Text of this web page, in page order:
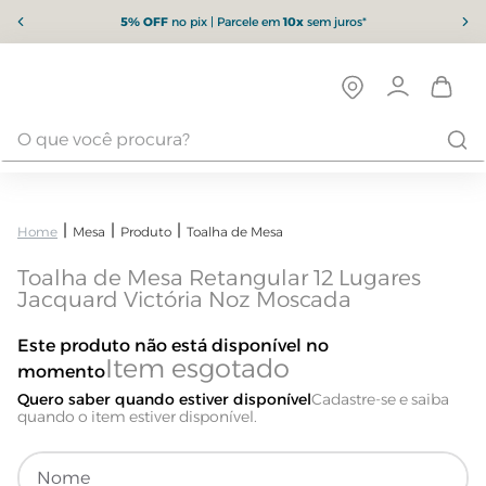
5% OFFno pix | Parcele em10xsem juros*
Mesa Produto Toalha de Mesa
Toalha de Mesa Retangular 12 Lugares
Jacquard Victória Noz Moscada
Este produto não está disponível no
momento
Quero saber quando estiver disponível